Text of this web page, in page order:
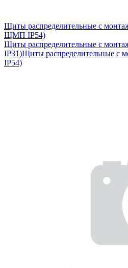
Щиты распределительные с
ЩМП IP54)
Щиты распределительные с
IP31)Щиты распределительные
IP54)